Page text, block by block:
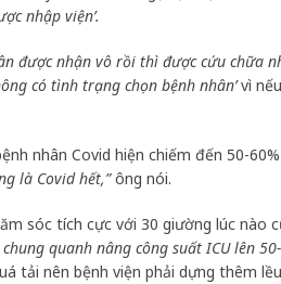
nhập viện’.
được nhận vô rồi thì được cứu chữa
có tình trạng chọn bệnh nhân’vì
nhân Covid hiện chiếm đến 50-
là Covid hết,”ông nói.
sóc tích cực với 30 giường lúc nào
quanh nâng công suất ICU lên
tải nên bệnh viện phải dựng thêm